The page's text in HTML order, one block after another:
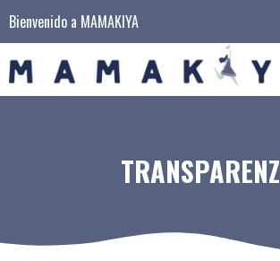
Bienvenido a MAMAKIYA
TRANSPARENZ